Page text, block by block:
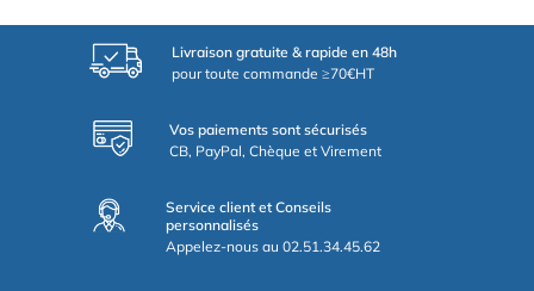
Livraison gratuite & rapide en 48h
pour toute commande ≥70€HT
Vos paiements sont sécurisés
CB, PayPal, Chèque et Virement
Service client et Conseils
personnalisés
Appelez-nous au 02.51.34.45.62